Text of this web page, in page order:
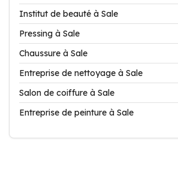
Institut de beauté à Sale
Pressing à Sale
Chaussure à Sale
Entreprise de nettoyage à Sale
Salon de coiffure à Sale
Entreprise de peinture à Sale